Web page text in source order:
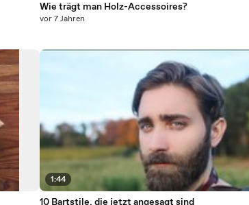
Wie trägt man Holz-Accessoires?
vor 7 Jahren
1:44
10 Bartstile, die jetzt angesagt sind